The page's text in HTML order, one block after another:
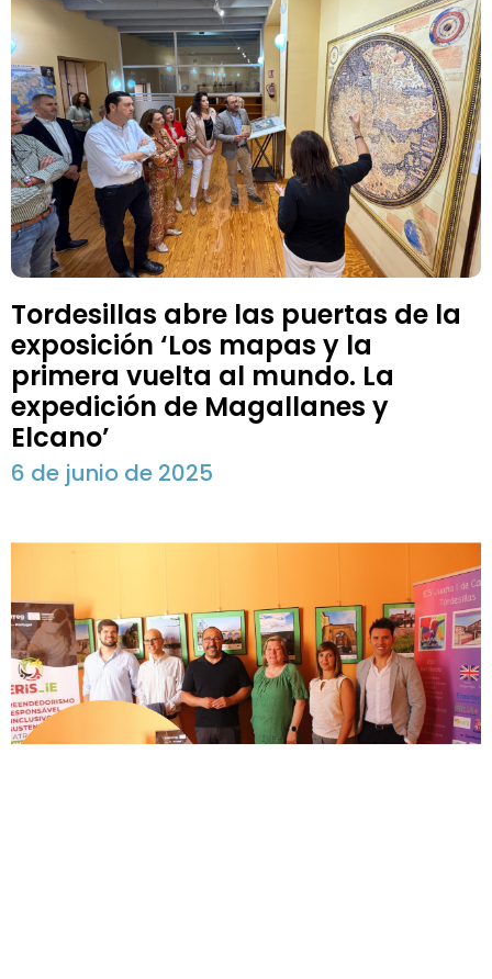
Tordesillas abre las puertas de la
exposición ‘Los mapas y la
primera vuelta al mundo. La
expedición de Magallanes y
Elcano’
6 de junio de 2025